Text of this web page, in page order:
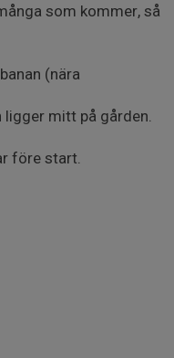
som kommer, så
(nära
ligger mitt på gården.
före start.